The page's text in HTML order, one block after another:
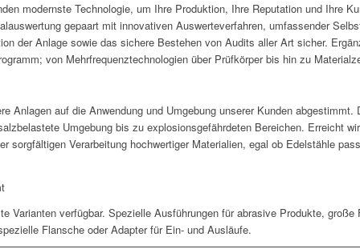
modernste Technologie, um Ihre Produktion, Ihre Reputation und Ihre
gepaart mit innovativen Auswerteverfahren, umfassender
der Anlage sowie das sichere Bestehen von Audits aller Art sicher.
von Mehrfrequenztechnologien über Prüfkörper bis hin zu
Anlagen auf die Anwendung und Umgebung unserer Kunden
Umgebung bis zu explosionsgefährdeten Bereichen. Erreicht
sorgfältigen Verarbeitung hochwertiger Materialien, egal ob Edelstähle
Varianten verfügbar. Spezielle Ausführungen für abrasive Produkte, große
Flansche oder Adapter für Ein- und Ausläufe.